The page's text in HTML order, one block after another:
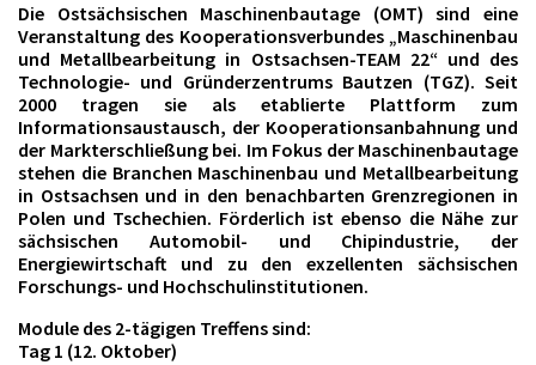
Die Ostsächsischen Maschinenbautage (OMT) sind eine
Veranstaltung des Kooperationsverbundes „Maschinenbau
und Metallbearbeitung in Ostsachsen-TEAM 22“ und des
Technologie- und Gründerzentrums Bautzen (TGZ). Seit
2000 tragen sie als etablierte Plattform zum
Informationsaustausch, der Kooperationsanbahnung und
der Markterschließung bei. Im Fokus der Maschinenbautage
stehen die Branchen Maschinenbau und Metallbearbeitung
in Ostsachsen und in den benachbarten Grenzregionen in
Polen und Tschechien. Förderlich ist ebenso die Nähe zur
sächsischen Automobil- und Chipindustrie, der
Energiewirtschaft und zu den exzellenten sächsischen
Forschungs- und Hochschulinstitutionen.
Module des 2-tägigen Treffens sind:
Tag 1 (12. Oktober)